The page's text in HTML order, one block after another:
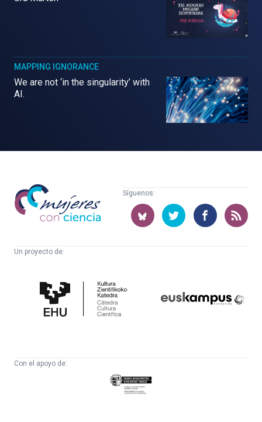
MAPPING IGNORANCE
We are not ‘in the singularity’ with
AI.
Mujeres
con
ciencia
Síguenos:
Un proyecto de:
Cultura
Científica
Con el apoyo de:
Eusko
Jaurlaritza